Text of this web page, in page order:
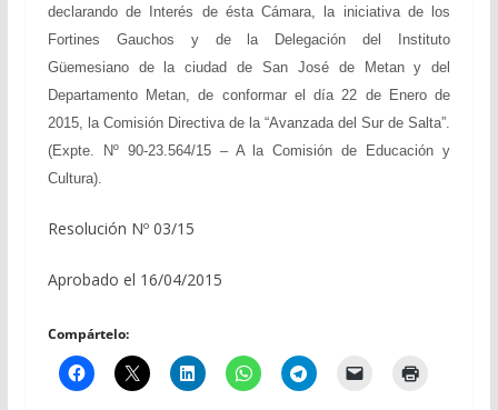
declarando de Interés de ésta Cámara, la iniciativa de los
Fortines Gauchos y de la Delegación del Instituto
Güemesiano de la ciudad de San José de Metan y del
Departamento Metan, de conformar el día 22 de Enero de
2015, la Comisión Directiva de la “Avanzada del Sur de Salta”.
(Expte. Nº 90-23.564/15 – A la Comisión de Educación y
Cultura).
Resolución Nº 03/15
Aprobado el 16/04/2015
Compártelo: